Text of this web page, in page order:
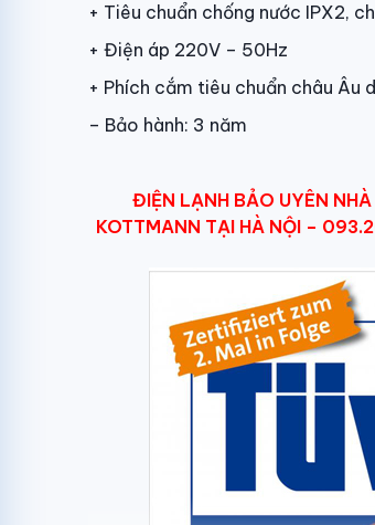
+ Tiêu chuẩn chống nước IPX2,
+ Điện áp 220V – 50Hz
+ Phích cắm tiêu chuẩn châu Âu
– Bảo hành: 3 năm
ĐIỆN LẠNH BẢO UYÊN
KOTTMANN TẠI HÀ NỘI –